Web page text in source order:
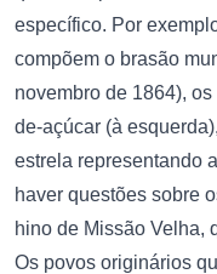
específico. Por
compõem o brasão
novembro de 1864),
de-açúcar (à
estrela representando
haver questões sobre
hino de Missão Velha,
Os povos originários